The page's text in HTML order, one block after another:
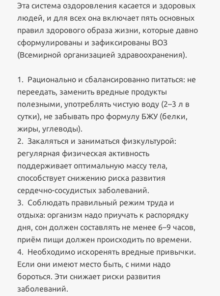
Эта система оздоровления касается и здоровых
людей, и для всех она включает пять основных
правил здорового образа жизни, которые давно
сформулированы и зафиксированы ВОЗ
(Всемирной организацией здравоохранения).
1. Рационально и сбалансированно питаться: не
переедать, заменить вредные продукты
полезными, употреблять чистую воду (2–3 л в
сутки), не забывать про формулу БЖУ (белки,
жиры, углеводы).
2. Закаляться и заниматься физкультурой:
регулярная физическая активность
поддерживает оптимальную массу тела,
способствует снижению риска развития
сердечно-сосудистых заболеваний.
3. Соблюдать правильный режим труда и
отдыха: организм надо приучать к распорядку
дня, сон должен составлять не менее 6–9 часов,
приём пищи должен происходить по времени.
4. Необходимо искоренять вредные привычки.
Если они имеют место быть, с ними надо
бороться. Эти снижает риски развития
заболеваний.